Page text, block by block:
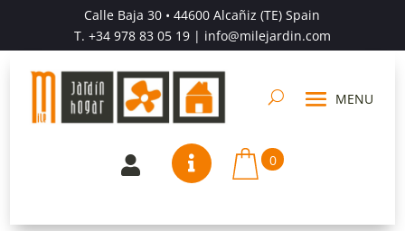
Calle Baja 30 • 44600 Alcañiz (TE) Spain
T. +34 978 83 05 19| info@milejardin.com
  0